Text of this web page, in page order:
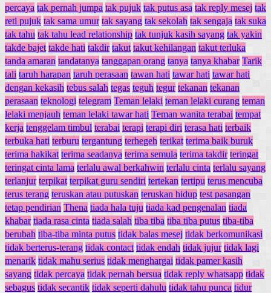
percaya tak pernah jumpa tak pujuk tak putus asa tak reply mesej tak
reti pujuk tak sama umur tak sayang tak sekolah tak sengaja tak suka
tak tahu tak tahu lead relationship tak tunjuk kasih sayang tak yakin
takde bajet takde hati takdir takut takut kehilangan takut terluka
tanda amaran tandatanya tanggapan orang tanya tanya khabar Tarik
tali taruh harapan taruh perasaan tawan hati tawar hati tawar hati
dengan kekasih tebus salah tegas teguh tegur tekanan tekanan
perasaan teknologi telegram Teman lelaki teman lelaki curang teman
lelaki menjauh teman lelaki tawar hati Teman wanita terabai tempat
kerja tenggelam timbul terabai terapi terapi diri terasa hati terbaik
terbuka hati terburu tergantung terhegeh terikat terima baik buruk
terima hakikat terima seadanya terima semula terima takdir teringat
teringat cinta lama terlalu awal berkahwin terlalu cinta terlalu sayang
terlanjur terpikat terpikat guru sendiri tertekan tertipu terus mencuba
terus terang teruskan atau putuskan teruskan hidup test pasangan
tetap pendirian Thena tiada hala tuju tiada kad pengenalan tiada
khabar tiada rasa cinta tiada salah tiba tiba tiba tiba putus tiba-tiba
berubah tiba-tiba minta putus tidak balas mesej tidak berkomunikasi
tidak berterus-terang tidak contact tidak endah tidak jujur tidak lagi
menarik tidak mahu serius tidak menghargai tidak pamer kasih
sayang tidak percaya tidak pernah bersua tidak reply whatsapp tidak
sebagus tidak secantik tidak seperti dahulu tidak tahu punca tidur